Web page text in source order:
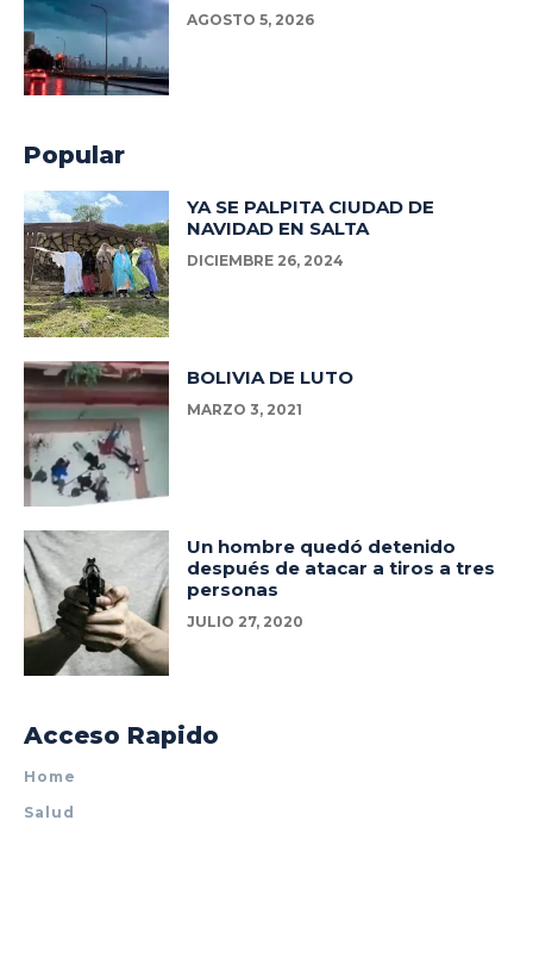
AGOSTO 5, 2026
Popular
YA SE PALPITA CIUDAD DE
NAVIDAD EN SALTA
DICIEMBRE 26, 2024
BOLIVIA DE LUTO
MARZO 3, 2021
Un hombre quedó detenido
después de atacar a tiros a tres
personas
JULIO 27, 2020
Acceso Rapido
Home
Salud